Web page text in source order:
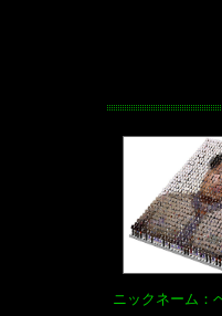
ニックネーム：